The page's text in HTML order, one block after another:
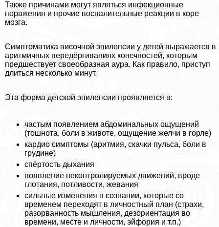
Также причинами могут являться инфекционные
поражения и прочие воспалительные реакции в коре
мозга.
Симптоматика височной эпилепсии у детей выражается в
аритмичных передёргиваниях конечностей, которым
предшествует своеобразная аура. Как правило, приступ
длиться несколько минут.
Эта форма детской эпилепсии проявляется в:
частым появлением абдоминальных ощущений
(тошнота, боли в животе, ощущение желчи в горле)
кардио симптомы (аритмия, скачки пульса, боли в
гpyдине)
спёртость дыхания
появление неконтролируемых движений, вроде
глотания, потливости, жевания
сильные изменения в сознании, которые со
временем переходят в личностный план (страхи,
разорванность мышления, дезориентация во
времени, месте и личности, эйфория и т.п.)